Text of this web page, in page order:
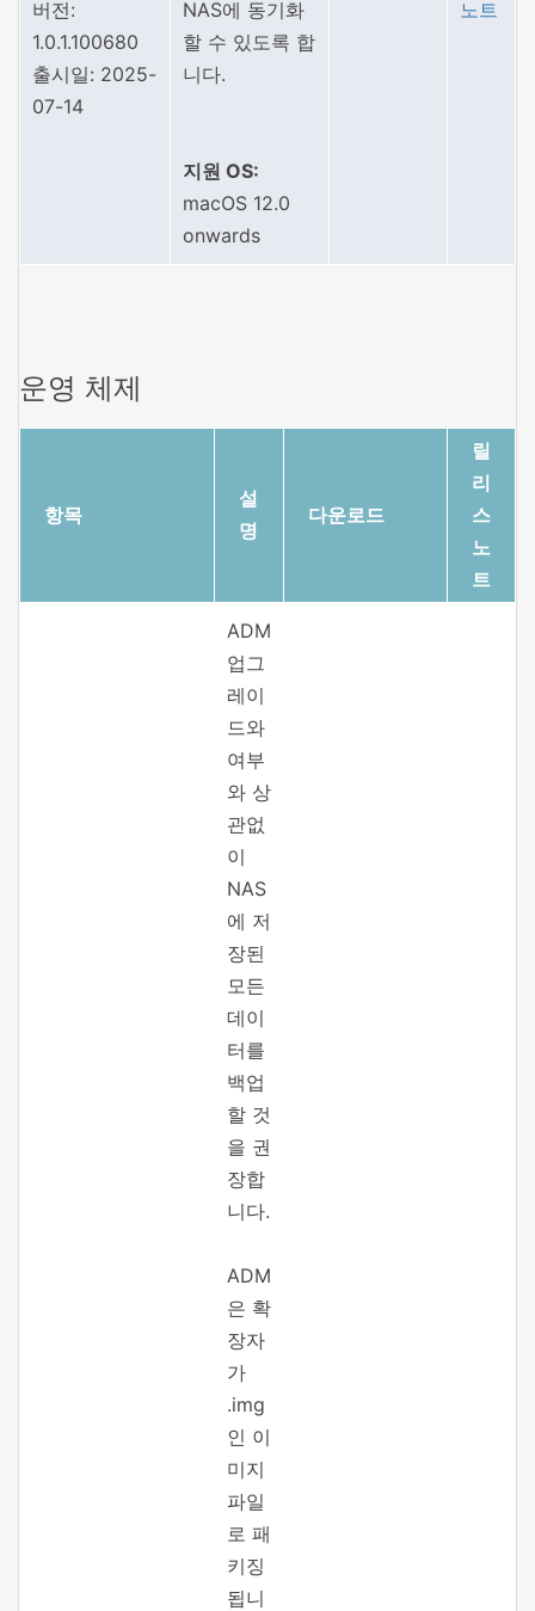
버전:
1.0.1.100680
출시일: 2025-
07-14
NAS에 동기화
할 수 있도록 합
니다.
지원 OS:
macOS 12.0
onwards
노트
운영 체제
항목
설
명
다운로드
릴
리
스
노
트
ADM
업그
레이
드와
여부
와 상
관없
이
NAS
에 저
장된
모든
데이
터를
백업
할 것
을 권
장합
니다.
ADM
은 확
장자
가
.img
인 이
미지
파일
로 패
키징
됩니